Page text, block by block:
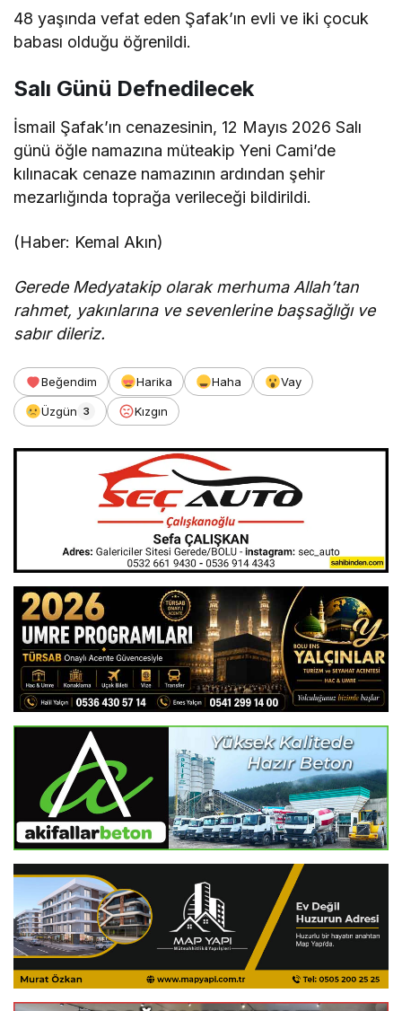
48 yaşında vefat eden Şafak’ın evli ve iki çocuk
babası olduğu öğrenildi.
Salı Günü Defnedilecek
İsmail Şafak’ın cenazesinin, 12 Mayıs 2026 Salı
günü öğle namazına müteakip Yeni Cami’de
kılınacak cenaze namazının ardından şehir
mezarlığında toprağa verileceği bildirildi.
(Haber: Kemal Akın)
Gerede Medyatakip olarak merhuma Allah’tan
rahmet, yakınlarına ve sevenlerine başsağlığı ve
sabır dileriz.
Beğendim Harika Haha Vay
Üzgün 3 Kızgın